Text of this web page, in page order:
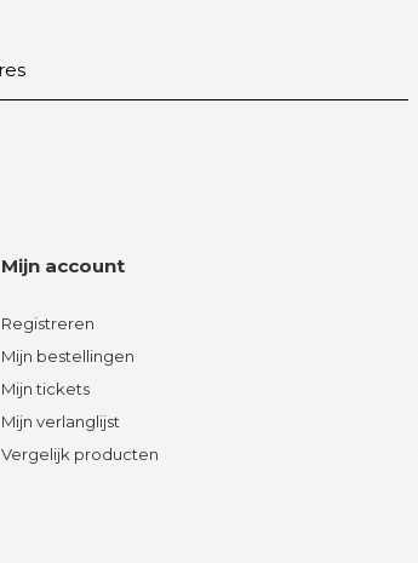
Mijn account
Registreren
Mijn bestellingen
Mijn tickets
Mijn verlanglijst
Vergelijk producten